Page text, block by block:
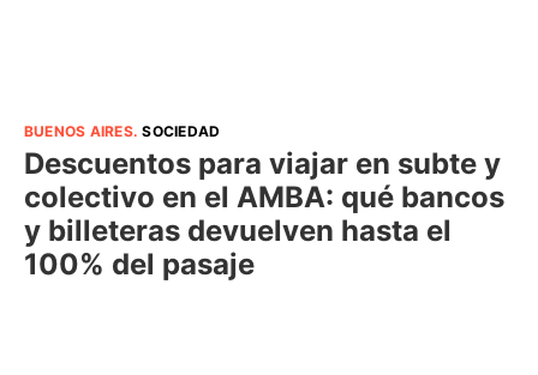
BUENOS AIRES.SOCIEDAD
Descuentos para viajar en subte y
colectivo en el AMBA: qué bancos
y billeteras devuelven hasta el
100% del pasaje